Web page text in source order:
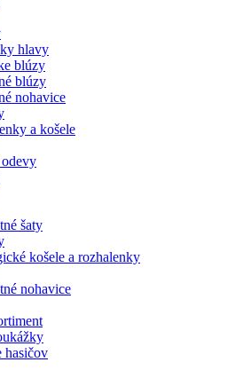
hlavy
blúzy
blúzy
nohavice
a košele
šaty
košele a rozhalenky
nohavice
hasičov